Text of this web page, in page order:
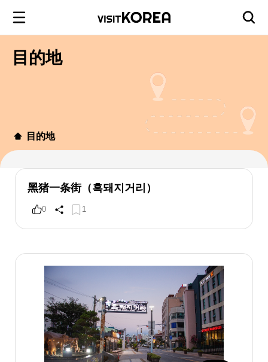
目的地
目的地
黑猪一条街（흑돼지거리）
0 1